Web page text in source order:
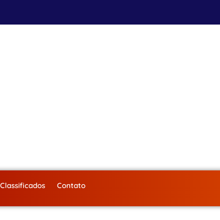
Classificados Contato